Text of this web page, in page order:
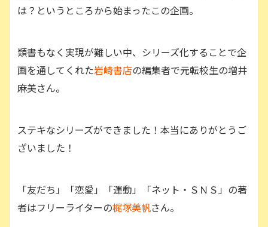
は？というところから始まったこの企画。
類書もなく実現が難しい中、シリーズ化することで企
画を通してくれた岩崎書店の編集者で元転校生の増井
麻美さん。
ステキなシリーズができました！本当にありがとうご
ざいました！
「友だち」「恋愛」「運動」「ネット・ＳＮＳ」の著
者はフリーライターの梶塚美帆さん。